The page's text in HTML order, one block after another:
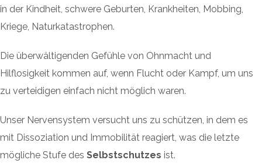
in der Kindheit, schwere Geburten, Krankheiten, Mobbing,
Kriege, Naturkatastrophen.
Die überwältigenden Gefühle von Ohnmacht und
Hilflosigkeit kommen auf, wenn Flucht oder Kampf, um uns
zu verteidigen einfach nicht möglich waren.
Unser Nervensystem versucht uns zu schützen, in dem es
mit Dissoziation und Immobilität reagiert, was die letzte
mögliche Stufe des Selbstschutzes ist.